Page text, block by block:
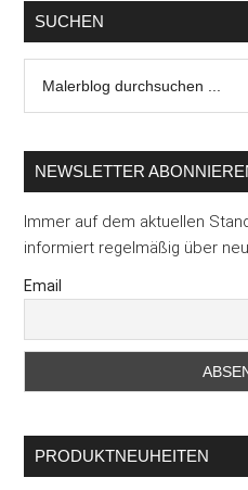
SUCHEN
durchsuchen
NEWSLETTER
Immer auf dem aktuellen
informiert regelmäßig über
Email
PRODUKTNEUHEITEN